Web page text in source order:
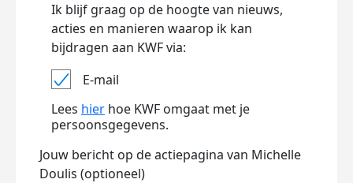
Ik blijf graag op de hoogte van nieuws,
acties en manieren waarop ik kan
bijdragen aan KWF via:
E-mail
Lees hier hoe KWF omgaat met je
persoonsgegevens.
Jouw bericht op de actiepagina van Michelle
Doulis (optioneel)